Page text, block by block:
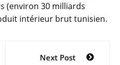
(environ 30 milliards
intérieur brut tunisien.
Next Post